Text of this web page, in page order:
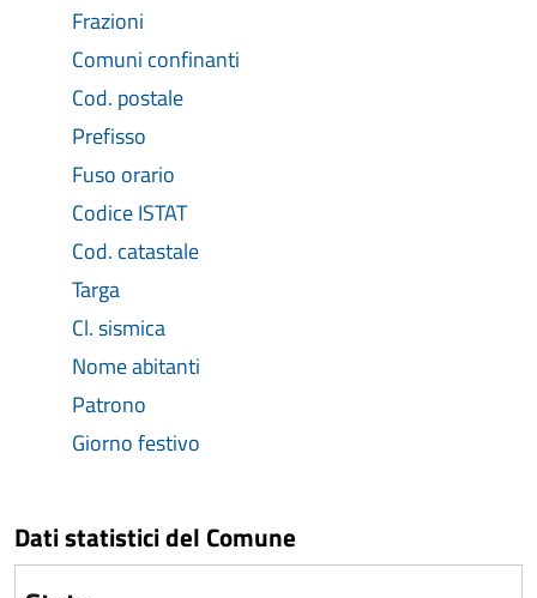
Frazioni
Comuni confinanti
Cod. postale
Prefisso
Fuso orario
Codice ISTAT
Cod. catastale
Targa
Cl. sismica
Nome abitanti
Patrono
Giorno festivo
Dati statistici del Comune